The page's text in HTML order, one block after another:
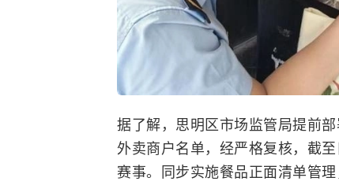
据了解，思明区市场监管局提前
外卖商户名单，经严格复核，截
赛事。同步实施餐品正面清单管